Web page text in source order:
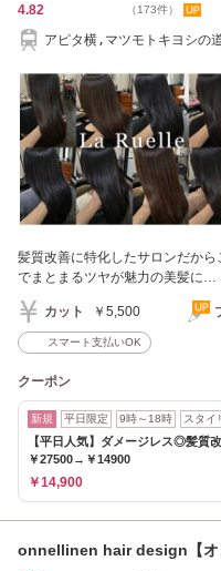
4.82 （173件）
アピタ横,マツモトキヨシの
髪質改善に特化したサロンだか
でまとまるツヤが魅力の美髪に…
カット ￥5,500
スマート支払いOK
クーポン
新規 平日限定 9時～18時 スタイ
【平日人気】ダメージレス◎髪質
￥27500→￥14900
￥14,900
onnellinen hair design【オ